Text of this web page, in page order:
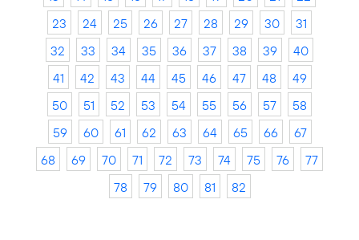
23
24 25 26 27 28 29 30
31
32
33 34 35 36 37 38 39
40
41
42 43 44 45 46 47 48
49
50
51 52 53 54 55 56 57
58
59
60 61 62 63 64 65 66
67
68
69 70 71 72 73 74 75 76
77
78
79 80 81 82